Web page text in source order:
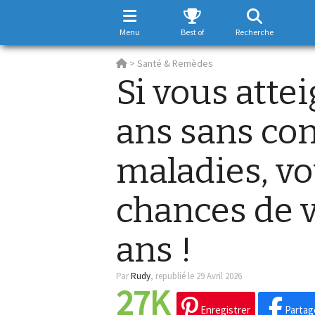
Menu Best of Recherche
> Santé & Remèdes
Si vous
ans sans
maladies,
chances de
ans !
ParRudy, republié le 29 Avril 2026
27K Enregistrer